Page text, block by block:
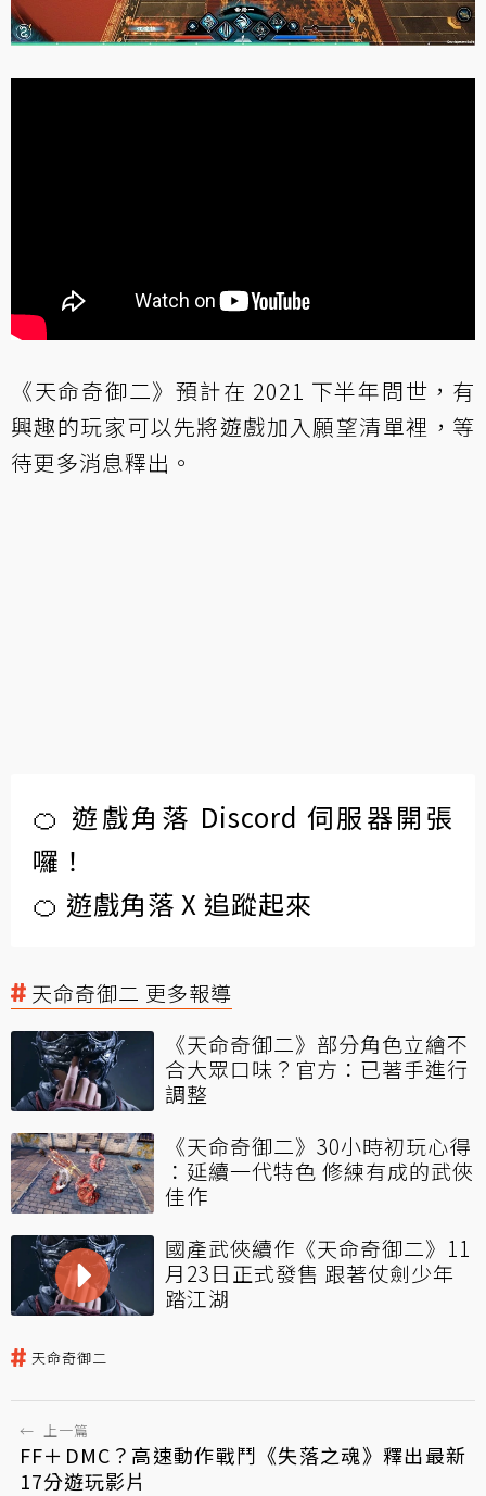
《天命奇御二》預計在 2021 下半年問世，有
興趣的玩家可以先將遊戲加入願望清單裡，等
待更多消息釋出。
🍊 遊戲角落 Discord 伺服器開張
囉！
🍊 遊戲角落 X 追蹤起來
天命奇御二 更多報導
《天命奇御二》部分角色立繪不
合大眾口味？官方：已著手進行
調整
《天命奇御二》30小時初玩心得
：延續一代特色 修練有成的武俠
佳作
國產武俠續作《天命奇御二》11
月23日正式發售 跟著仗劍少年
踏江湖
天命奇御二
← 上一篇
FF＋DMC？高速動作戰鬥《失落之魂》釋出最新
17分遊玩影片